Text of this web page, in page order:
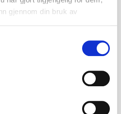
gjennom din bruk av